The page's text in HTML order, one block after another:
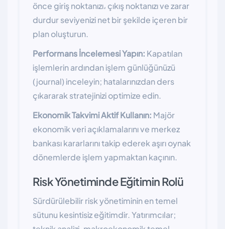
önce giriş noktanızı، çıkış noktanızı ve zarar
durdur seviyenizi net bir şekilde içeren bir
plan oluşturun.
Performans İncelemesi Yapın: Kapatılan
işlemlerin ardından işlem günlüğünüzü
(journal) inceleyin; hatalarınızdan ders
çıkararak stratejinizi optimize edin.
Ekonomik Takvimi Aktif Kullanın: Majör
ekonomik veri açıklamalarını ve merkez
bankası kararlarını takip ederek aşırı oynak
dönemlerde işlem yapmaktan kaçının.
Risk Yönetiminde Eğitimin Rolü
Sürdürülebilir risk yönetiminin en temel
sütunu kesintisiz eğitimdir. Yatırımcılar;